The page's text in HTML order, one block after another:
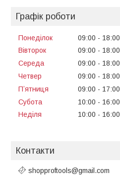
Графік роботи
Понеділок 09:00
18:00
Вівторок
09:00
18:00
Середа
09:00
18:00
Четвер
09:00
18:00
Пʼятниця
09:00
17:00
Субота
10:00
16:00
Неділя
10:00 16:00
Контакти
shopproftools@gmail.com